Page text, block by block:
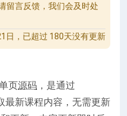
留言反馈，我们会及时处
日，已超过 180天没有更新
页源码 ，是通过
最新课程内容，无需更新